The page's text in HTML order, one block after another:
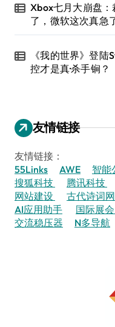
Xbox七月大崩盘
了，微软这次真急
《我的世界》登
控才是真·杀手锏？
友情链接
友情链接：
55Links
AWE 智能
搜狐科技
腾讯科技
网站建设
古代诗词网
AI应用助手
国际展会
交流稳压器
N多导航